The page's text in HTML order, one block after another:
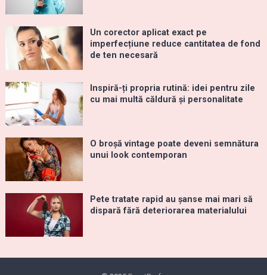
Un corector aplicat exact pe
imperfecțiune reduce cantitatea de fond
de ten necesară
Inspiră-ți propria rutină: idei pentru zile
cu mai multă căldură și personalitate
O broșă vintage poate deveni semnătura
unui look contemporan
Pete tratate rapid au șanse mai mari să
dispară fără deteriorarea materialului